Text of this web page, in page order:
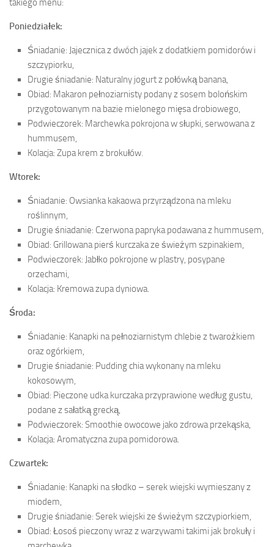
Poniedziałek:
Śniadanie: Jajecznica z dwóch jajek z dodatkiem pomidorów i
szczypiorku,
Drugie śniadanie: Naturalny jogurt z połówką banana,
Obiad: Makaron pełnoziarnisty podany z sosem bolońskim
przygotowanym na bazie mielonego mięsa drobiowego,
Podwieczorek: Marchewka pokrojona w słupki, serwowana z
hummusem,
Kolacja: Zupa krem z brokułów.
Wtorek:
Śniadanie: Owsianka kakaowa przyrządzona na mleku
roślinnym,
Drugie śniadanie: Czerwona papryka podawana z hummusem,
Obiad: Grillowana pierś kurczaka ze świeżym szpinakiem,
Podwieczorek: Jabłko pokrojone w plastry, posypane
orzechami,
Kolacja: Kremowa zupa dyniowa.
Środa:
Śniadanie: Kanapki na pełnoziarnistym chlebie z twarożkiem
oraz ogórkiem,
Drugie śniadanie: Pudding chia wykonany na mleku
kokosowym,
Obiad: Pieczone udka kurczaka przyprawione według gustu,
podane z sałatką grecką,
Podwieczorek: Smoothie owocowe jako zdrowa przekąska,
Kolacja: Aromatyczna zupa pomidorowa.
Czwartek:
Śniadanie: Kanapki na słodko – serek wiejski wymieszany z
miodem,
Drugie śniadanie: Serek wiejski ze świeżym szczypiorkiem,
Obiad: Łosoś pieczony wraz z warzywami takimi jak brokuły i